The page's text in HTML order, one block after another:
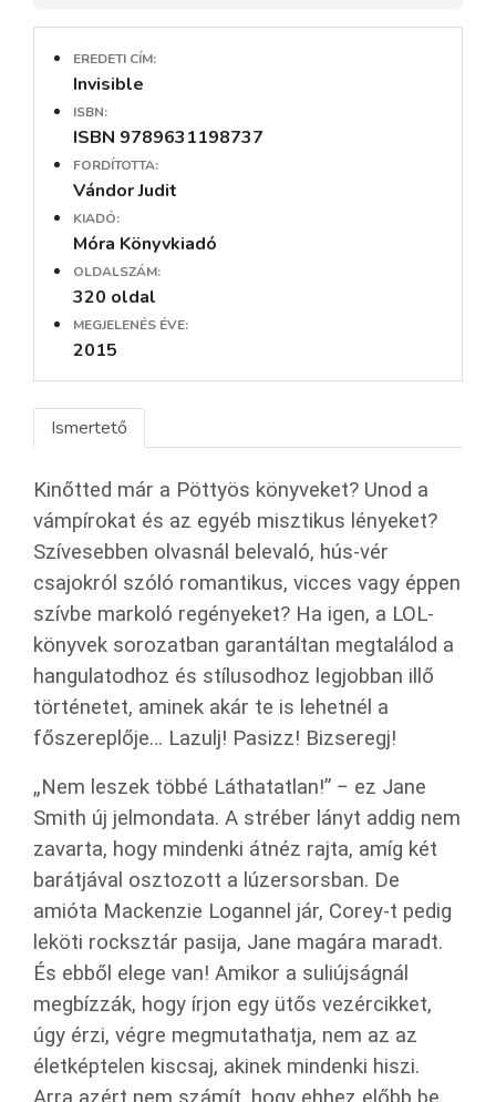
EREDETI CÍM:
Invisible
ISBN:
ISBN 9789631198737
FORDÍTOTTA:
Vándor Judit
KIADÓ:
Móra Könyvkiadó
OLDALSZÁM:
320 oldal
MEGJELENÉS ÉVE:
2015
Ismertető
Kinőtted már a Pöttyös könyveket? Unod a
vámpírokat és az egyéb misztikus lényeket?
Szívesebben olvasnál belevaló, hús-vér
csajokról szóló romantikus, vicces vagy éppen
szívbe markoló regényeket? Ha igen, a LOL-
könyvek sorozatban garantáltan megtalálod a
hangulatodhoz és stílusodhoz legjobban illő
történetet, aminek akár te is lehetnél a
főszereplője… Lazulj! Pasizz! Bizseregj!
„Nem leszek többé Láthatatlan!” − ez Jane
Smith új jelmondata. A stréber lányt addig nem
zavarta, hogy mindenki átnéz rajta, amíg két
barátjával osztozott a lúzersorsban. De
amióta Mackenzie Logannel jár, Corey-t pedig
leköti rocksztár pasija, Jane magára maradt.
És ebből elege van! Amikor a suliújságnál
megbízzák, hogy írjon egy ütős vezércikket,
úgy érzi, végre megmutathatja, nem az az
életképtelen kiscsaj, akinek mindenki hiszi.